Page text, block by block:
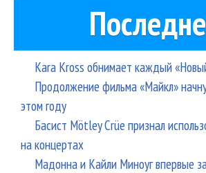
Kara Kross обнимает каждый
Продолжение фильма «Майкл»
этом году
Басист Mötley Crüe признал
на концертах
Мадонна и Кайли Миноуг впервые